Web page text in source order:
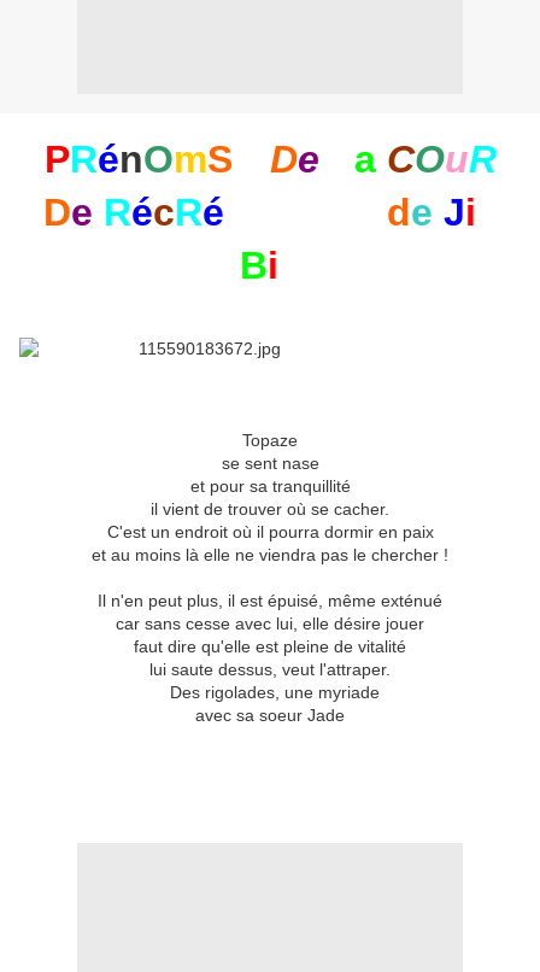
PRénOmS De a COuR
De RécRé de Ji
Bi
Topaze
se sent nase
et pour sa tranquillité
il vient de trouver où se cacher.
C'est un endroit où il pourra dormir en paix
et au moins là elle ne viendra pas le chercher !
Il n'en peut plus, il est épuisé, même exténué
car sans cesse avec lui, elle désire jouer
faut dire qu'elle est pleine de vitalité
lui saute dessus, veut l'attraper.
Des rigolades, une myriade
avec sa soeur Jade